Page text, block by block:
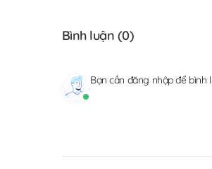
Bình luận (0)
Bạn cần đăng nhậpđể bình